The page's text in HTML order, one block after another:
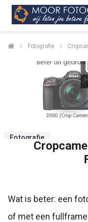
Fotografie
Fotografie
Wat is beter: een
of met een